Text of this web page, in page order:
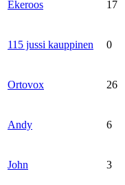
Ekeroos 17
115 jussi kauppinen 0
Ortovox 26
Andy 6
John 3